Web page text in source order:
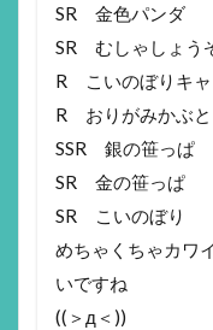
SR 金色パンダ
SR むしゃしょう
R こいのぼりキ
R おりがみかぶと
SSR 銀の笹っぱ
SR 金の笹っぱ
SR こいのぼり
めちゃくちゃカワ
いですね
((＞д＜))